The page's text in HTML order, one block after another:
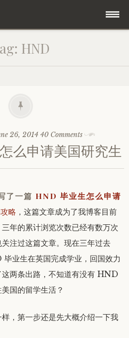
HND
26, 2014 40 Comments
么申请美国研究生
了一篇 HND 毕业生怎么申请
略 ，这篇文章成为了我博客目前
年的累计浏览次数已经有数万次
注过这篇文章。现在三年过去
业生在英国完成学业，回国效力
两条出路，不知道有没有 HND
国的留学生活？
，第一步还是先大概介绍一下我